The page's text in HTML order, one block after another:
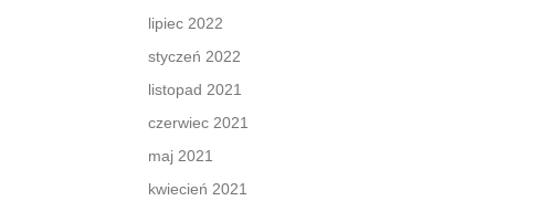
lipiec 2022
styczeń 2022
listopad 2021
czerwiec 2021
maj 2021
kwiecień 2021